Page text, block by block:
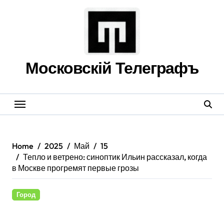
Московскій Телеграфъ
Home 2025 Май
15
Тепло и ветрено: синоптик Ильин рассказал, когда
в Москве прогремят первые грозы
Город